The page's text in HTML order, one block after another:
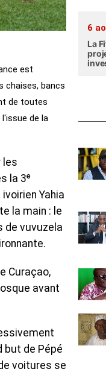
est
chaises, bancs
de toutes
de la
les
la 3ᵉ
Yahia
la main : le
de vuvuzela
Curaçao,
avant
but de Pépé
voitures se
6
La